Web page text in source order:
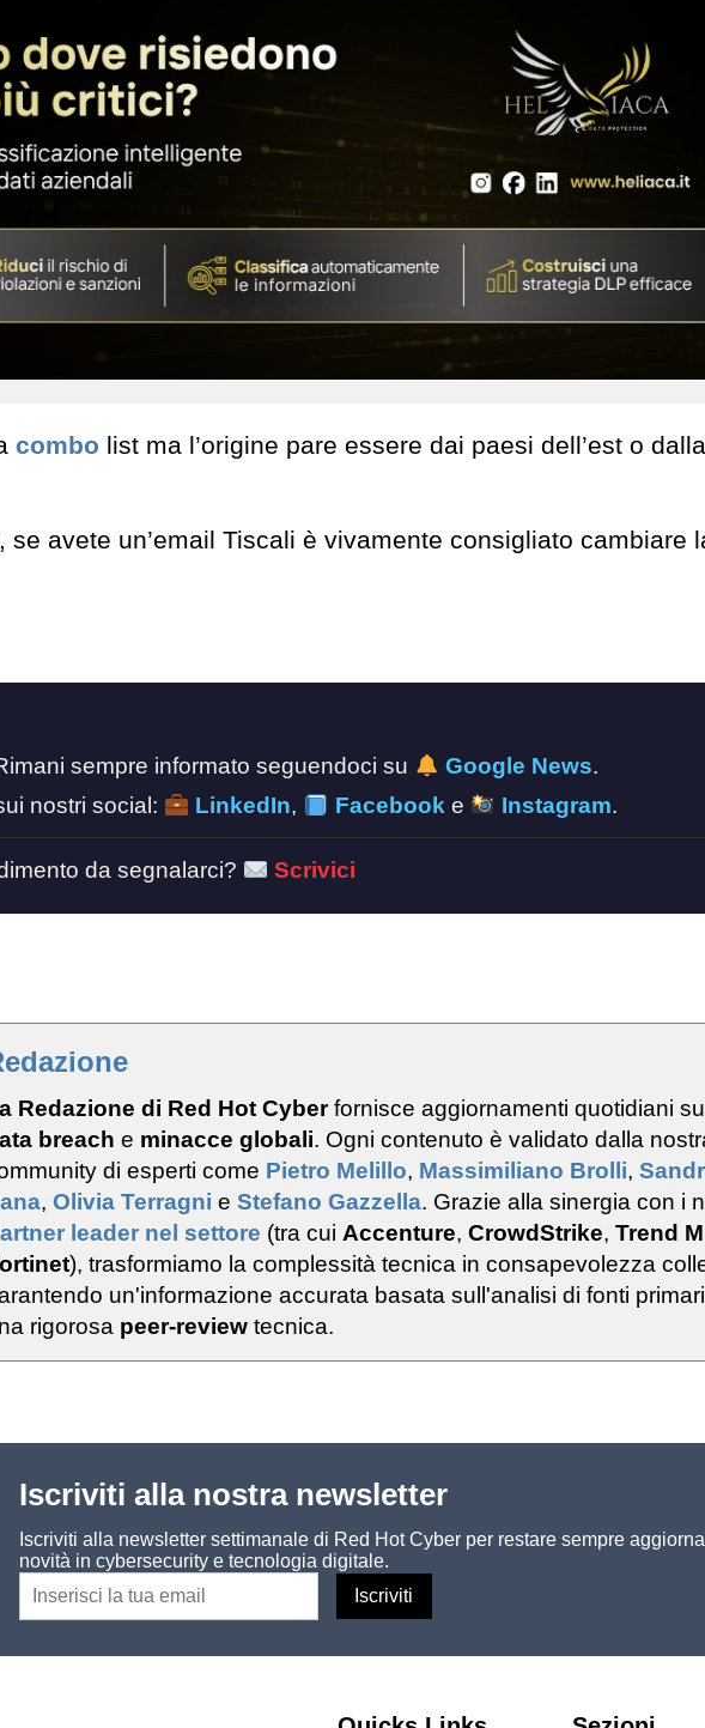
combo list ma l’origine pare essere dai paesi dell’est o dalla
avete un’email Tiscali è vivamente consigliato cambiare
sempre informato seguendoci su Google News.
nostri social:
LinkedIn, Facebooke Instagram.
da segnalarci? Scrivici
Redazione di Red Hot Cyberfornisce aggiornamenti quotidiani
breach e minacce globali. Ogni contenuto è validato dalla
di esperti come Pietro Melillo, Massimiliano Brolli,
, Olivia Terragni e Stefano Gazzella. Grazie alla sinergia con i
leader nel settore (tra cui Accenture, CrowdStrike, Trend
), trasformiamo la complessità tecnica in consapevolezza
un'informazione accurata basata sull'analisi di fonti
rigorosa peer-review tecnica.
Iscriviti alla nostra newsletter
Iscriviti alla newsletter settimanale di Red Hot Cyber per restare sempre
novità in cybersecurity e tecnologia digitale.